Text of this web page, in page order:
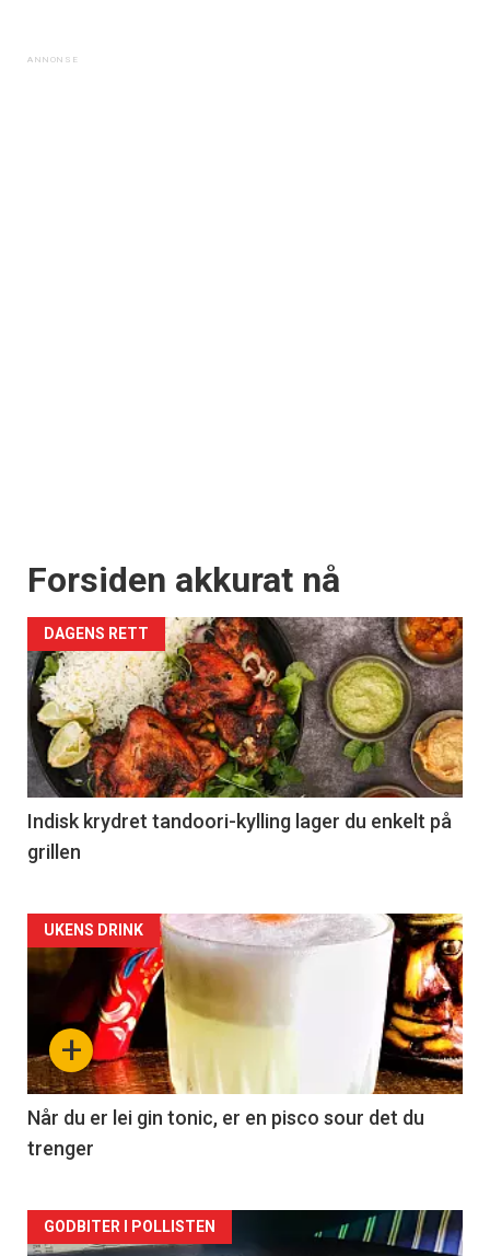
Forsiden akkurat nå
DAGENS RETT
Indisk krydret tandoori-kylling lager du enkelt på
grillen
Forsiden
akkurat
nå
-
2
+
UKENS DRINK
Når du er lei gin tonic, er en pisco sour det du
trenger
Forsiden
GODBITER I POLLISTEN